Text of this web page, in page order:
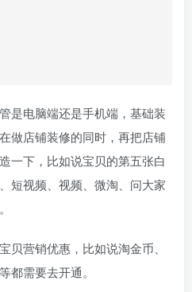
电脑端还是手机端，基础装
做店铺装修的同时，再把店铺
一下，比如说宝贝的第五张白
短视频、视频、微淘、问大家
营销优惠，比如说淘金币、
都需要去开通。